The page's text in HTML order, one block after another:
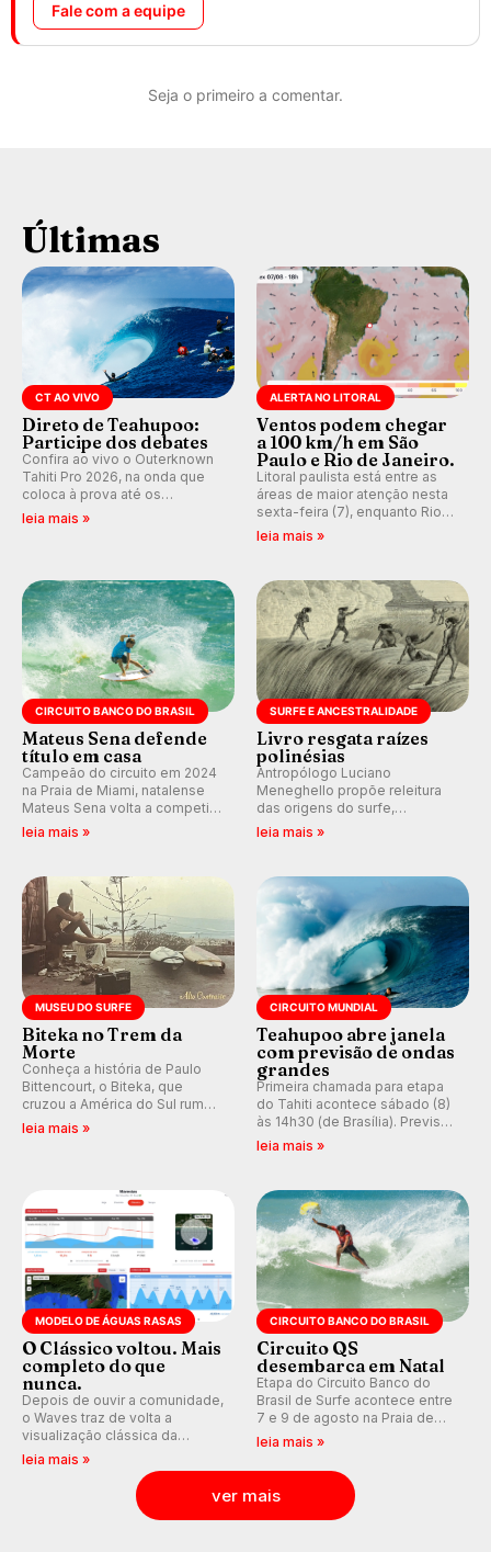
Fale com a equipe
Seja o primeiro a comentar.
Últimas
CT AO VIVO
Direto de Teahupoo:
Participe dos debates
Confira ao vivo o Outerknown
Tahiti Pro 2026, na onda que
coloca à prova até os
melhores surfistas do mundo.
leia mais »
ALERTA NO LITORAL
Ventos podem chegar
a 100 km/h em São
Paulo e Rio de Janeiro.
Litoral paulista está entre as
áreas de maior atenção nesta
sexta-feira (7), enquanto Rio
de Janeiro também recebe
km/h em Itanhaém.
leia mais »
CIRCUITO BANCO DO BRASIL
Mateus Sena defende
título em casa
Campeão do circuito em 2024
na Praia de Miami, natalense
Mateus Sena volta a competir
em casa em busca de manter a
leia mais »
SURFE E ANCESTRALIDADE
Livro resgata raízes
polinésias
Antropólogo Luciano
Meneghello propõe releitura
das origens do surfe,
resgatando a cultura polinésia
prática em esporte e indústria.
leia mais »
MUSEU DO SURFE
Biteka no Trem da
Morte
Conheça a história de Paulo
Bittencourt, o Biteka, que
cruzou a América do Sul rumo
ao Pacífico em uma jornada
leia mais »
CIRCUITO MUNDIAL
Teahupoo abre janela
com previsão de ondas
grandes
Primeira chamada para etapa
do Tahiti acontece sábado (8)
às 14h30 (de Brasília). Previsão
indica swell consistente.
Kelly Slater convidado.
leia mais »
MODELO DE ÁGUAS RASAS
O Clássico voltou. Mais
completo do que
nunca.
Depois de ouvir a comunidade,
o Waves traz de volta a
visualização clássica da
previsão de águas rasas,
agora integrada à nova
plataforma e com previsão das
ondas para até 16 dias.
leia mais »
CIRCUITO BANCO DO BRASIL
Circuito QS
desembarca em Natal
Etapa do Circuito Banco do
Brasil de Surfe acontece entre
7 e 9 de agosto na Praia de
Miami (RN), em disputas
(QS) 4.000 e pela corrida por
vagas no Challenger Series.
leia mais »
ver mais